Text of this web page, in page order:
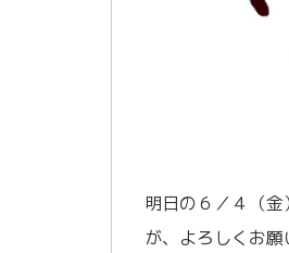
明日の６／４（
が、よろしくお願